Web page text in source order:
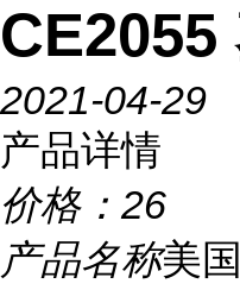
CE2055
2021-04-29
产品详情
价格： 26
产品名称美